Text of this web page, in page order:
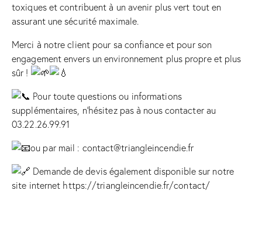
toxiques et contribuent à un avenir plus vert tout en
assurant une sécurité maximale.
Merci à notre client pour sa confiance et pour son
engagement envers un environnement plus propre et plus
sûr !
Pour toute questions ou informations
supplémentaires, n’hésitez pas à nous contacter au
03.22.26.99.91
ou par mail : contact@triangleincendie.fr
Demande de devis également disponible sur notre
site internet https://triangleincendie.fr/contact/